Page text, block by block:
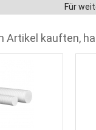
Für
Artikel kauften,